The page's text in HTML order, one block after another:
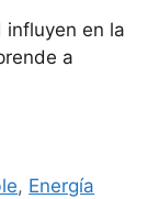
influyen en la
a
, Energía